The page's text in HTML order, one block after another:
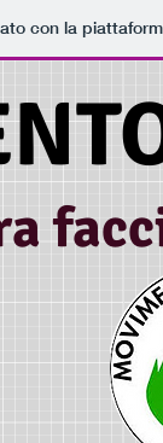
con la